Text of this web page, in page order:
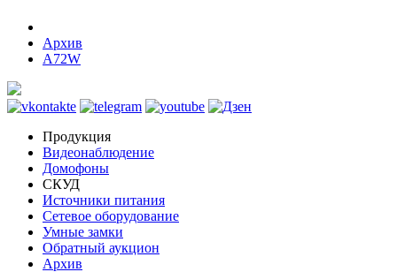
Архив
A72W
Продукция
Видеонаблюдение
Домофоны
СКУД
Источники питания
Сетевое оборудование
Умные замки
Обратный аукцион
Архив